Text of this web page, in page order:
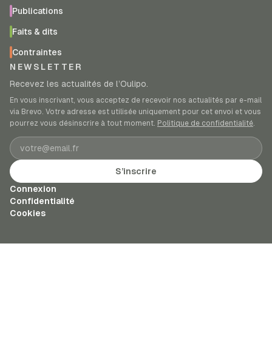
Publications
Faits & dits
Contraintes
NEWSLETTER
Recevez les actualités de l’Oulipo.
En vous inscrivant, vous acceptez de recevoir nos actualités par e-mail
via Brevo. Votre adresse est utilisée uniquement pour cet envoi et vous
pourrez vous désinscrire à tout moment. Politique de confidentialité.
Adresse e-mail
S’inscrire
Connexion
Confidentialité
Cookies